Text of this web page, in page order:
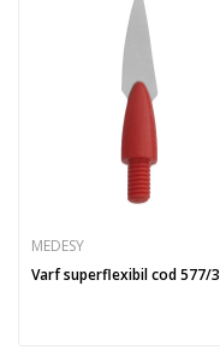
MEDESY
Varf superflexibil cod 577/3